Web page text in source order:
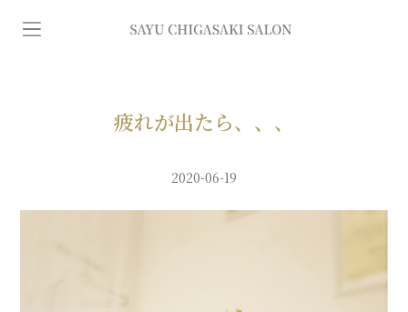
イ
デ
疲れが出たら、、、
2020-06-19